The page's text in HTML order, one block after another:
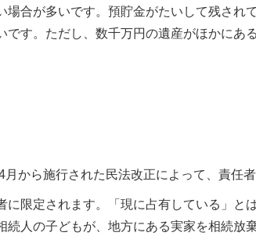
合が多いです。預貯金がたいして残され
す。ただし、数千万円の遺産がほかにあ
から施行された民法改正によって、責任者
限定されます。「現に占有している」と
人の子どもが、地方にある実家を相続放